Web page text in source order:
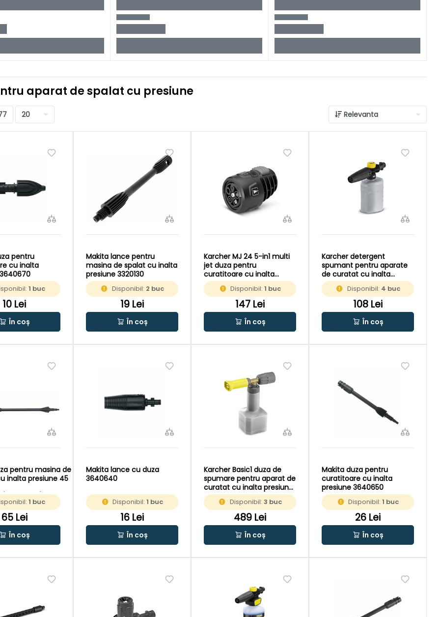
aparat de spalat cu presiune
20 Relevanta
pentru
cu inalta
1 buc
10 Lei
În coș
Makita lance pentru
masina de spalat cu inalta
presiune 3320130
Disponibil: 2 buc
19 Lei
În coș
Karcher MJ 24 5-in1 multi
jet duza pentru
curatitoare cu inalta
presiune
Disponibil:1 buc
147 Lei
În coș
Karcher detergent
spumant pentru aparate
de curatat cu inalta
presiune 0,6L
Disponibil: 4 buc
108 Lei
În coș
pentru masina de
inalta presiune 45
AW130LAZ/AW150LAZ
1 buc
65 Lei
În coș
Makita lance cu duza
3640640
Disponibil:1 buc
16 Lei
În coș
Karcher Basic1 duza de
spumare pentru aparat de
curatat cu inalta presiune
1l
Disponibil: 3 buc
489 Lei
În coș
Makita duza pentru
curatitoare cu inalta
presiune 3640650
Disponibil:1 buc
26 Lei
În coș